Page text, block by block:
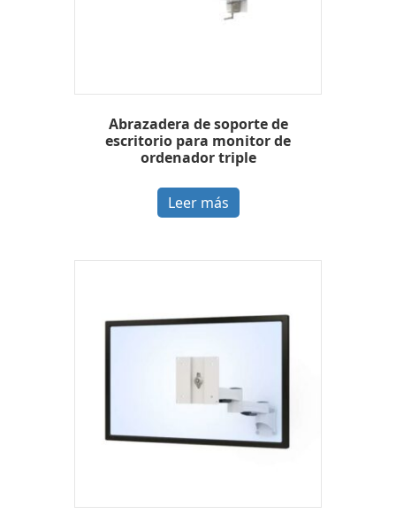
Abrazadera de soporte de
escritorio para monitor de
ordenador triple
Leer más